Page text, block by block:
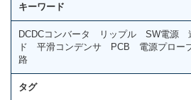
キーワード
DCDCコンバータ リップル SW電源
ド 平滑コンデンサ PCB 電源プロー
路
タグ